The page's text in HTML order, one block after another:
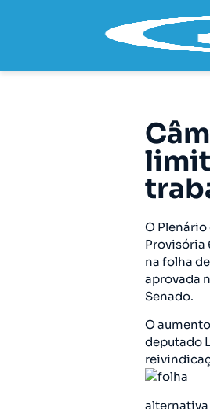
O
Provisória
na folha
aprovada
Senado.
O
deputado
alternativa